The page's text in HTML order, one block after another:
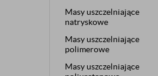
Masy uszczelniające
natryskowe
Masy uszczelniające
polimerowe
Masy uszczelniające